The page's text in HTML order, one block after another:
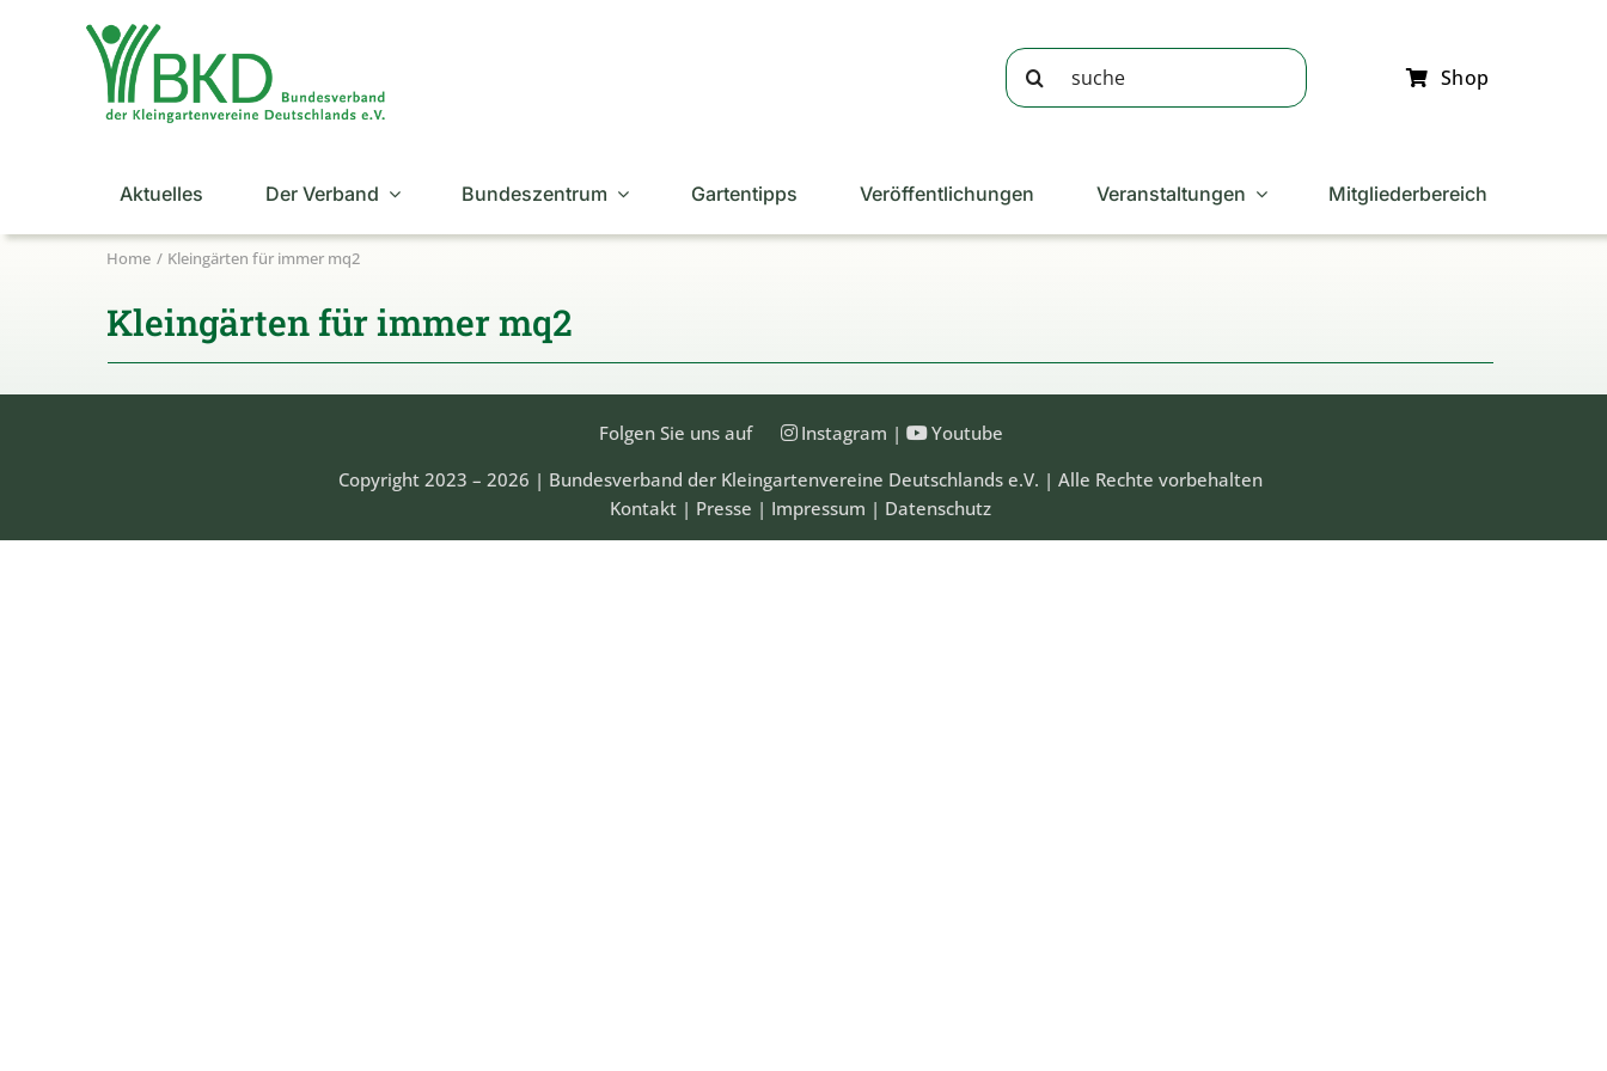
Suche
nach:
Shop
Aktuelles Der Verband Bundeszentrum Gartentipps Veröffentlichungen Veranstaltungen Mitgliederbereich
Home Kleingärten für immer mq2
Kleingärten für immer mq2
Folgen Sie uns auf Instagram |
Youtube
Copyright 2023 – 2026 | Bundesverband der Kleingartenvereine Deutschlands e.V. | Alle Rechte vorbehalten
Kontakt | Presse | Impressum | Datenschutz